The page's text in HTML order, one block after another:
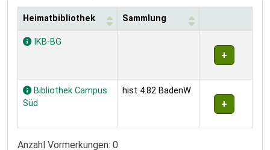
Exemplare
Heimatbibliothek Sammlung
IKB-BG
Bibliothek Campus
Süd
hist 4.82 BadenW
Anzahl Vormerkungen: 0